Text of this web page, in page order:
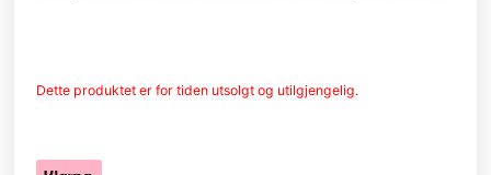
Dette produktet er for tiden utsolgt og utilgjengelig.